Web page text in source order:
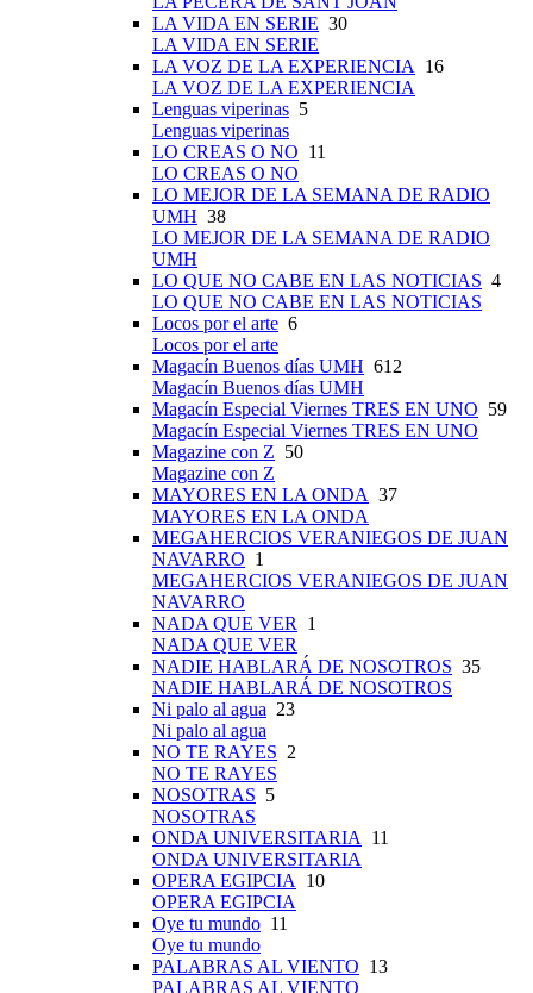
LA VIDA EN SERIE 30
LA VIDA EN SERIE
LA VOZ DE LA EXPERIENCIA
16
LA VOZ DE LA EXPERIENCIA
Lenguas viperinas 5
Lenguas viperinas
LO CREAS O NO 11
LO CREAS O NO
LO MEJOR DE LA SEMANA DE RADIO
UMH 38
LO MEJOR DE LA SEMANA DE RADIO
UMH
LO QUE NO CABE EN LAS NOTICIAS 4
LO QUE NO CABE EN LAS NOTICIAS
Locos por el arte 6
Locos por el arte
Magacín Buenos días UMH 612
Magacín Buenos días UMH
Magacín Especial Viernes TRES EN UNO 59
Magacín Especial Viernes TRES EN UNO
Magazine con Z 50
Magazine con Z
MAYORES EN LA ONDA 37
MAYORES EN LA ONDA
MEGAHERCIOS VERANIEGOS DE JUAN
NAVARRO 1
MEGAHERCIOS VERANIEGOS DE JUAN
NAVARRO
NADA QUE VER
1
NADA QUE VER
NADIE HABLARÁ DE NOSOTROS 35
NADIE HABLARÁ DE NOSOTROS
Ni palo al agua 23
Ni palo al agua
NO TE RAYES 2
NO TE RAYES
NOSOTRAS 5
NOSOTRAS
ONDA UNIVERSITARIA
11
ONDA UNIVERSITARIA
OPERA EGIPCIA
10
OPERA EGIPCIA
Oye tu mundo 11
Oye tu mundo
PALABRAS AL VIENTO 13
PALABRAS AL VIENTO